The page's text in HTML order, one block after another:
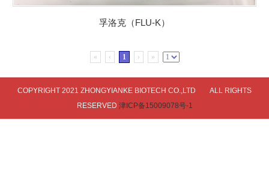
孚洛克（FLU-K）
« ‹ 1 › »
COPYRIGHT 2021 ZHONGYIANKE BIOTECH CO.,LTD ALL RIGHTS
RESERVED 津ICP备15009078号-1